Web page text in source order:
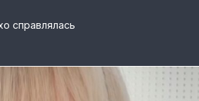
справлялась